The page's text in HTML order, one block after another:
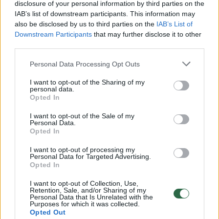
disclosure of your personal information by third parties on the
IAB’s list of downstream participants. This information may
also be disclosed by us to third parties on the IAB’s List of
Downstream Participants that may further disclose it to other
Personal Data Processing Opt Outs
I want to opt-out of the Sharing of my
personal data.
Opted In
I want to opt-out of the Sale of my
Personal Data.
Opted In
I want to opt-out of processing my
Personal Data for Targeted Advertising.
Opted In
I want to opt-out of Collection, Use,
Retention, Sale, and/or Sharing of my
Personal Data that Is Unrelated with the
Purposes for which it was collected.
Opted Out
00:00:30
Vaizdai iš tragiškos avarijos Vilniaus r.: dviejų moterų ir
vaiko gyvybių išgelbėti nepavyko
Žinios | Lietuvos diena
Savaitės vidurys nusimato karštas: temperatūra kils iki
32 laipsnių šilumos
Ukrainos politikoje: jis yra neteisus
Nufilmavo, kaip patvino Vilniaus Vakarinis aplinkkelis: